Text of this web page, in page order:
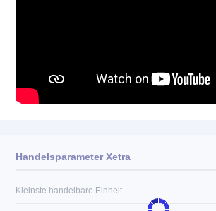
Handelsparameter Xetra
Kleinste handelbare Einheit